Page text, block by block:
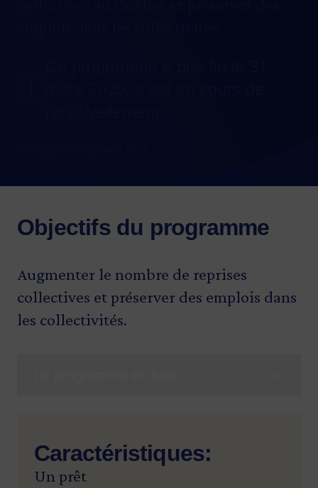
Objectifs du programme
Augmenter le nombre de reprises
collectives et préserver des emplois dans
les collectivités.
Caractéristiques:
Un prêt